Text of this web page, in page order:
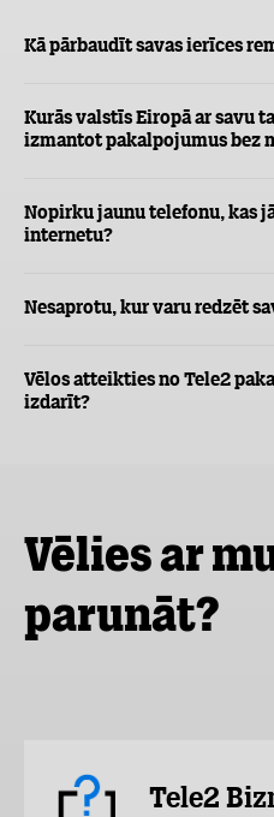
Kā pārbaudīt savas ierīces
Kurās valstīs Eiropā ar savu
izmantot pakalpojumus bez
Nopirku jaunu telefonu, kas
internetu?
Nesaprotu, kur varu redzēt
Vēlos atteikties no Tele2
izdarīt?
Vēlies ar
parunāt?
Tele2